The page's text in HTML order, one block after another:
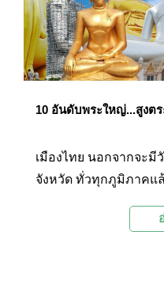
10 อันดับพระใหญ่...สูงต
เมืองไทย นอกจากจะมี
จังหวัด ทั่วทุกภูมิภาคแ
ตระหง่าน สะท้อนถึงค